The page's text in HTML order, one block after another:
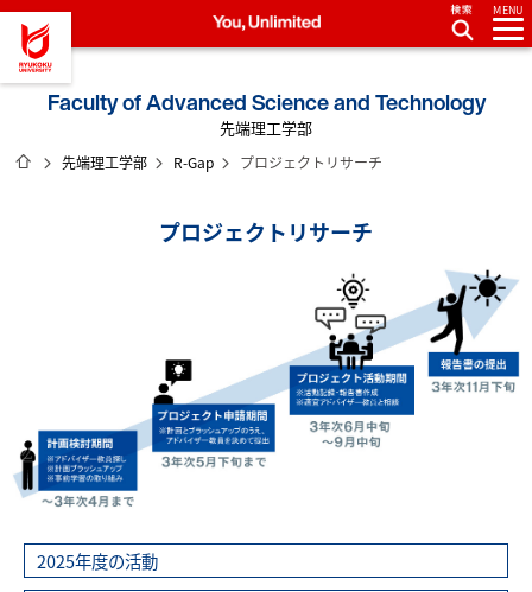
龍谷大学 You, Unlimited
MENU
Faculty of Advanced Science and Technology
先端理工学部
ホーム
先端理工学部 R-Gap プロジェクトリサーチ
プロジェクトリサーチ
2025年度の活動